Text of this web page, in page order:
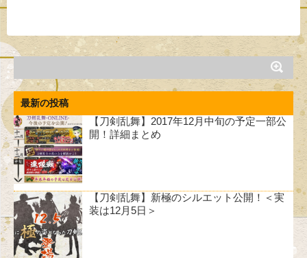
最新の投稿
【刀剣乱舞】2017年12月中旬の予定一部公
開！詳細まとめ
【刀剣乱舞】新極のシルエット公開！＜実
装は12月5日＞